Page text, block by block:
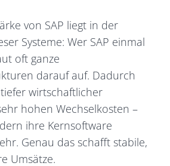
von SAP liegt in der
Systeme: Wer SAP einmal
oft ganze
darauf auf. Dadurch
wirtschaftlicher
hohen Wechselkosten –
ihre Kernsoftware
Genau das schafft stabile,
Umsätze.